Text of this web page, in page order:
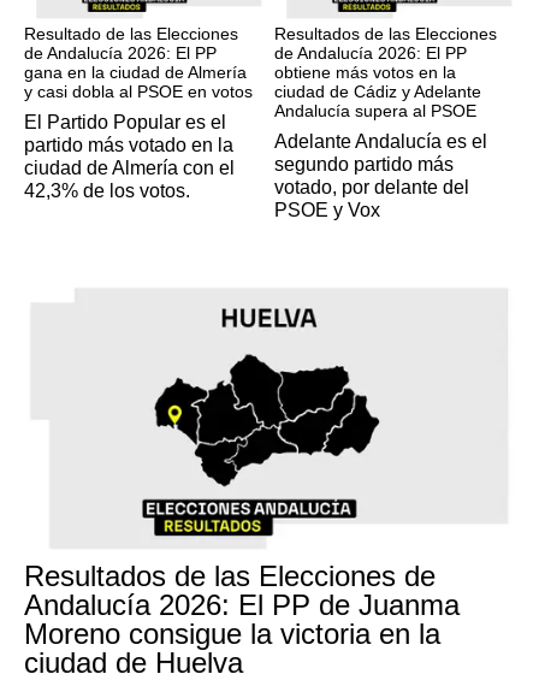
Resultado de las Elecciones
de Andalucía 2026: El PP
gana en la ciudad de Almería
y casi dobla al PSOE en votos
El Partido Popular es el
partido más votado en la
ciudad de Almería con el
42,3% de los votos.
Resultados de las Elecciones
de Andalucía 2026: El PP
obtiene más votos en la
ciudad de Cádiz y Adelante
Andalucía supera al PSOE
Adelante Andalucía es el
segundo partido más
votado, por delante del
PSOE y Vox
Resultados de las Elecciones de
Andalucía 2026: El PP de Juanma
Moreno consigue la victoria en la
ciudad de Huelva